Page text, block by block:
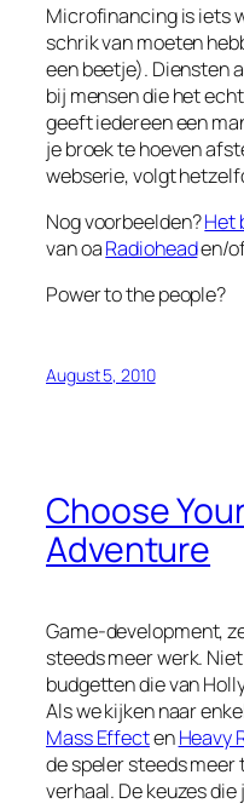
Microfinancing is iets
schrik van moeten
een beetje). Diensten
bij mensen die het
geeft iedereen een
je broek te hoeven
webserie, volgt
Nog voorbeelden?Het
van oaRadioheaden/
Power to the people?
August 5, 2010
Choose
Adventure
Game-development,
steeds meer werk.
budgetten die van
Als we kijken naar
Mass EffectenHeavy
de speler steeds
verhaal. De keuzes